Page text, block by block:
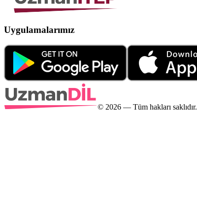
Uygulamalarımız
© 2026 — Tüm hakları saklıdır.